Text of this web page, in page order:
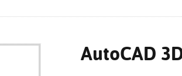
AutoCAD